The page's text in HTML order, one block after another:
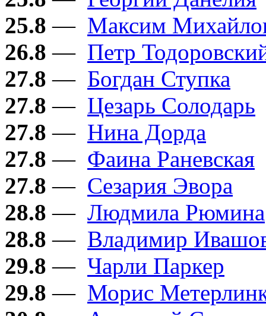
25.8 — Максим
26.8 — Петр
27.8 — Богдан Ступка
27.8 — Цезарь Солодарь
27.8 — Нина Дорда
27.8 — Фаина Раневская
27.8 — Сезария Эвора
28.8 — Людмила Рюмина
28.8 — Владимир
29.8 — Чарли Паркер
29.8 — Морис